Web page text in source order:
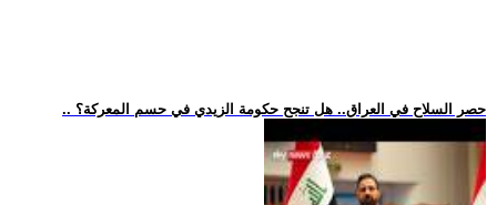
.. حصر السلاح في العراق.. هل تنجح حكومة الزيدي في حسم المعركة؟